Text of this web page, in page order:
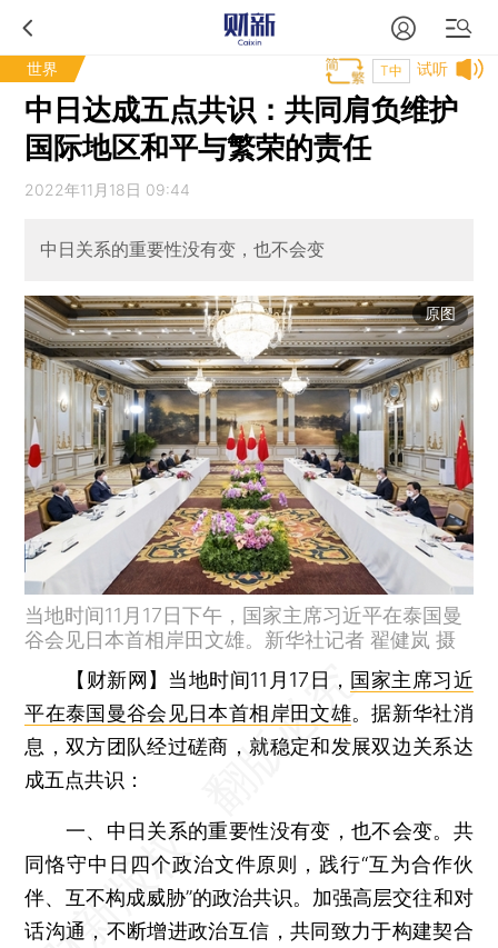
世界 试听
T中
中日达成五点共识：共同肩负维护
国际地区和平与繁荣的责任
2022年11月18日 09:44
中日关系的重要性没有变，也不会变
原图
当地时间11月17日下午，国家主席习近平在泰国曼
谷会见日本首相岸田文雄。新华社记者 翟健岚 摄
【财新网】 当地时间11月17日， 国家主席习近
平在泰国曼谷会见日本首相岸田文雄。据新华社消
息，双方团队经过磋商，就稳定和发展双边关系达
成五点共识：
一、中日关系的重要性没有变，也不会变。共
同恪守中日四个政治文件原则，践行“互为合作伙
伴、互不构成威胁”的政治共识。加强高层交往和对
话沟通，不断增进政治互信，共同致力于构建契合